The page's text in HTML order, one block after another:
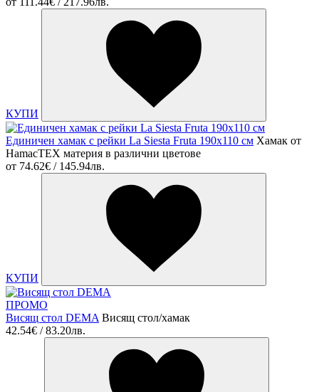
КУПИ
Единичен хамак с рейки La Siesta Fruta 190х110 см Хамак от
HamacTEX материя в различни цветове
от 74.62€ / 145.94лв.
КУПИ
ПРОМО
Висящ стол DEMA Висящ стол/хамак
42.54€ / 83.20лв.